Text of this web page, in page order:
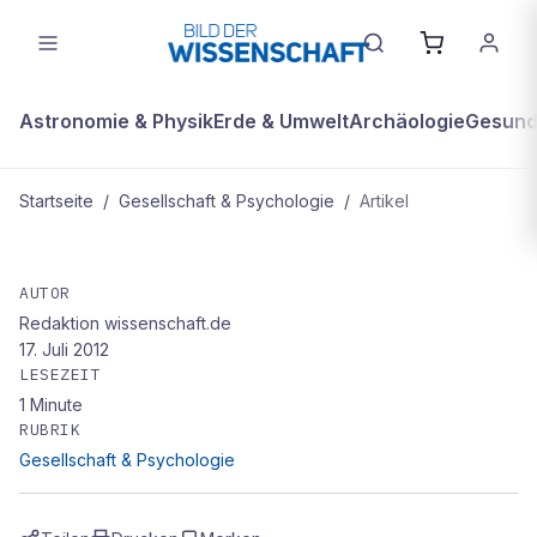
Astronomie & PhysikErde & UmweltArchäologie
Startseite / Gesellschaft & Psychologie / Artikel
Die grauen Ganoven
AUTOR
Redaktion wissenschaft.de
17. Juli 2012
LESEZEIT
1 Minute
RUBRIK
Gesellschaft & Psychologie